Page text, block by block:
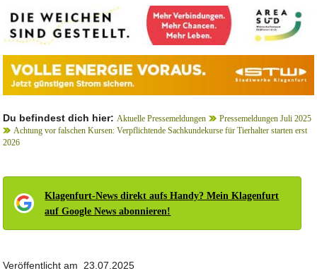
Du befindest dich hier: Aktuelle Pressemeldungen
Pressemeldungen Juli 2025
Achtung vor falschen Kursen: Verpflichtende Sachkundekurse für Tierhalter starten erst
2026
Klagenfurt-News direkt aufs Handy? Mein Klagenfurt
auf Google News abonnieren!
Veröffentlicht am 23.07.2025